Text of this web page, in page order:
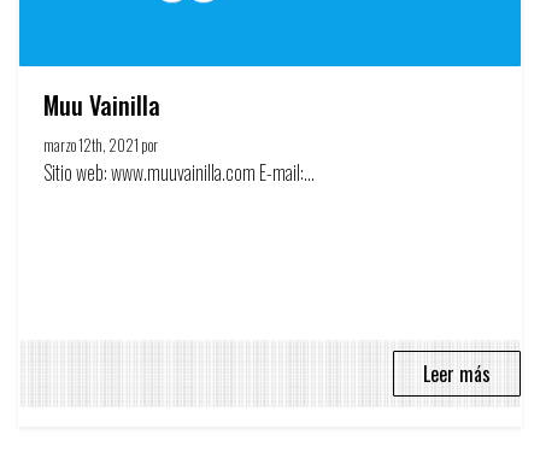
Muu Vainilla
marzo 12th, 2021 por
Sitio web: www.muuvainilla.com E-mail:...
Leer más